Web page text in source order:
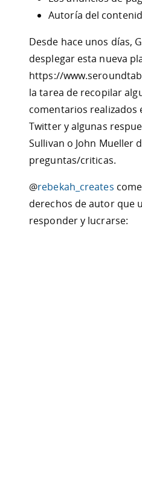
Autoría del
Desde hace unos días,
desplegar esta nueva
https://
la tarea de recopilar
comentarios realizados
Twitter y algunas
Sullivan o John Mueller
preguntas/criticas.
@rebekah_creates
derechos de autor que
responder y lucrarse: